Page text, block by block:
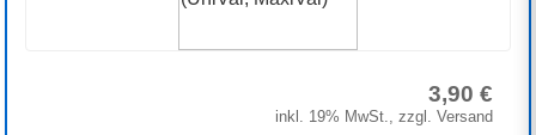
3,90 €
inkl. 19% MwSt., zzgl. Versand